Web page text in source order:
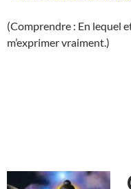
(Comprendre : En lequel
m’exprimer vraiment.)